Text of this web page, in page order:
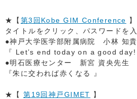
★【 第3回Kobe GIM Conference 】
タイトルをクリック、パスワードを
●神戸大学医学部附属病院 小林 知
『 Let’s end today on a good day!
●明石医療センター 新宮 資央先生
『朱に交われば赤くなる 』
★【第19回神戸GIMET 】